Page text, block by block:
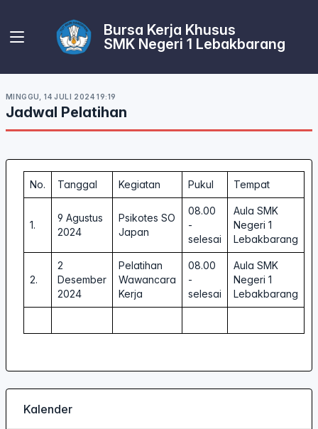
Bursa Kerja Khusus
SMK Negeri 1 Lebakbarang
MINGGU, 14 JULI 2024 19:19
Jadwal Pelatihan
No. Tanggal Kegiatan Pukul Tempat
1.
9 Agustus
2024
Psikotes SO
Japan
08.00
-
selesai
Aula SMK
Negeri 1
Lebakbarang
2.
2
Desember
2024
Pelatihan
Wawancara
Kerja
08.00
-
selesai
Aula SMK
Negeri 1
Lebakbarang
Kalender